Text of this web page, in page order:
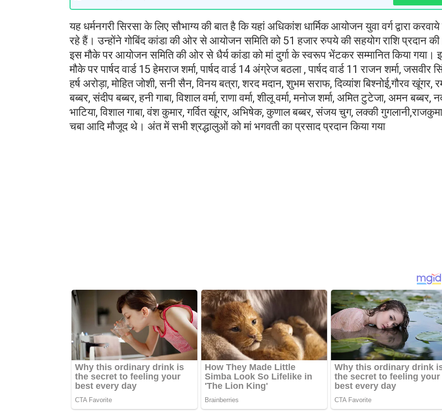
यह धर्मनगरी सिरसा के लिए सौभाग्य की बात है कि यहां अधिकांश धार्मिक आयोजन युवा वर्ग द्वारा
रहे हैं। उन्होंने गोबिंद कांडा की ओर से आयोजन समिति को 51 हजार रुपये की सहयोग राशि प्रदान
इस मौके पर आयोजन समिति की ओर से धैर्य कांडा को मां दुर्गा के स्वरूप भेंटकर सम्मानित किया गया।
मौके पर पार्षद वार्ड 15 हेमराज शर्मा, पार्षद वार्ड 14 अंग्रेज बठला , पार्षद वार्ड 11 राजन शर्मा, जसवीर
हर्ष अरोड़ा, मोहित जोशी, सनी सैन, विनय बत्रा, शरद मदान, शुभम सराफ, दिव्यांश बिश्नोई,गौरव खूंगर,
बब्बर, संदीप बब्बर, हनी गाबा, विशाल वर्मा, राणा वर्मा, शीलू वर्मा, मनोज शर्मा, अमित टुटेजा, अमन बब्बर,
भाटिया, विशाल गाबा, वंश कुमार, गर्वित खूंगर, अभिषेक, कुणाल बब्बर, संजय चुग, लक्की
चबा आदि मौजूद थे। अंत में सभी श्रद्धालुओं को मां भगवती का प्रसाद प्रदान किया गया